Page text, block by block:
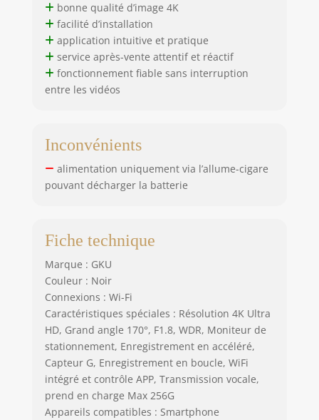
bonne qualité d’image 4K
facilité d’installation
application intuitive et pratique
service après-vente attentif et réactif
fonctionnement fiable sans interruption
entre les vidéos
Inconvénients
alimentation uniquement via l’allume-cigare
pouvant décharger la batterie
Fiche technique
Marque : GKU
Couleur : Noir
Connexions : Wi-Fi
Caractéristiques spéciales : Résolution 4K Ultra
HD, Grand angle 170°, F1.8, WDR, Moniteur de
stationnement, Enregistrement en accéléré,
Capteur G, Enregistrement en boucle, WiFi
intégré et contrôle APP, Transmission vocale,
prend en charge Max 256G
Appareils compatibles : Smartphone